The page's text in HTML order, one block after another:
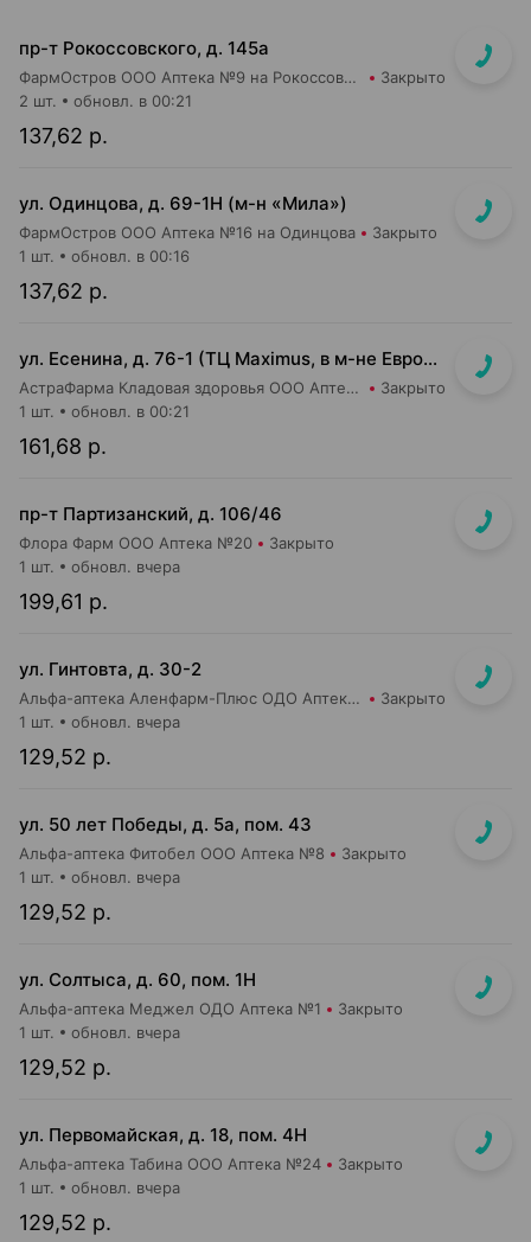
пр-т Рокоссовского, д. 145а
ФармОстров ООО Аптека №9 на Рокоссовского Закрыто
137,62 р.
2 шт. обновл. в 00:21
ул. Одинцова, д. 69-1Н (м-н «Мила»)
ФармОстров ООО Аптека №16 на Одинцова Закрыто
137,62 р.
1 шт. обновл. в 00:16
ул. Есенина, д. 76-1 (ТЦ Maximus, в м-не Евроопт Super)
АстраФарма Кладовая здоровья ООО Аптека №9 Закрыто
161,68 р.
1 шт. обновл. в 00:21
пр-т Партизанский, д. 106/46
Флора Фарм ООО Аптека №20 Закрыто
199,61 р.
1 шт. обновл. вчера
ул. Гинтовта, д. 30-2
Альфа-аптека Аленфарм-Плюс ОДО Аптека №16 Закрыто
129,52 р.
1 шт. обновл. вчера
ул. 50 лет Победы, д. 5а, пом. 43
Альфа-аптека Фитобел ООО Аптека №8 Закрыто
129,52 р.
1 шт. обновл. вчера
ул. Солтыса, д. 60, пом. 1Н
Альфа-аптека Меджел ОДО Аптека №1 Закрыто
129,52 р.
1 шт. обновл. вчера
ул. Первомайская, д. 18, пом. 4Н
Альфа-аптека Табина ООО Аптека №24 Закрыто
129,52 р.
1 шт. обновл. вчера